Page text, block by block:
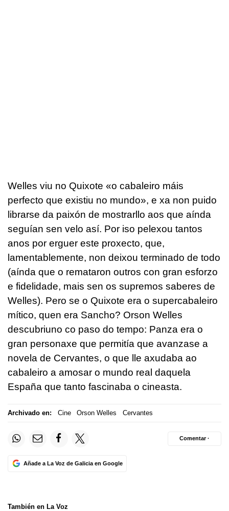
Welles viu no Quixote «o cabaleiro máis
perfecto que existiu no mundo», e xa non puido
librarse da paixón de mostrarllo aos que aínda
seguían sen velo así. Por iso pelexou tantos
anos por erguer este proxecto, que,
lamentablemente, non deixou terminado de todo
(aínda que o remataron outros con gran esforzo
e fidelidade, mais sen os supremos saberes de
Welles). Pero se o Quixote era o supercabaleiro
mítico, quen era Sancho? Orson Welles
descubriuno co paso do tempo: Panza era o
gran personaxe que permitía que avanzase a
novela de Cervantes, o que lle axudaba ao
cabaleiro a amosar o mundo real daquela
España que tanto fascinaba o cineasta.
Archivado en: Cine Orson Welles Cervantes
Añade a La Voz de Galicia en Google
Comentar ·
También en La Voz